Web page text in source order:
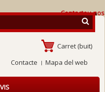
Contacteu-nos
Carret (buit)
Contacte
Mapa del web